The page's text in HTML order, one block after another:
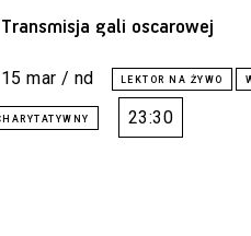
Transmisja gali oscarowej
15 mar / nd
23:30